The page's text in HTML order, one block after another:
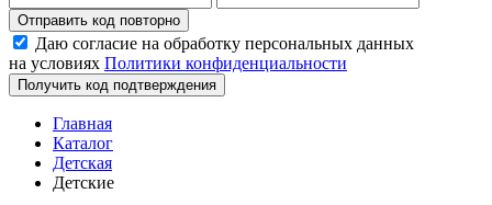
Отправить код повторно
Даю согласие на обработку персональных данных
на условиях Политики конфиденциальности
Получить код подтверждения
Главная
Каталог
Детская
Детские